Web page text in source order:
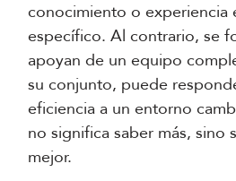
conocimiento o experiencia
específico. Al contrario, se
apoyan de un equipo
su conjunto, puede
eficiencia a un entorno
no significa saber más, sino
mejor.